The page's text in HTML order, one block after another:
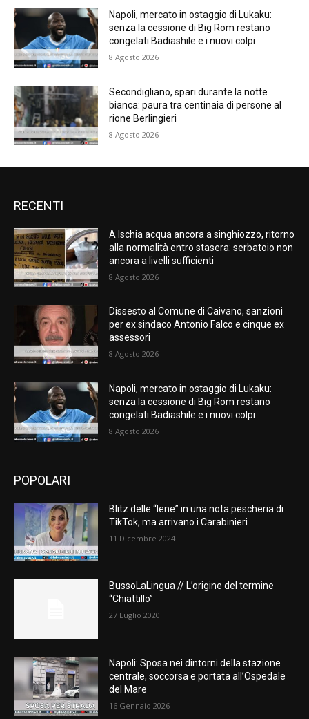
Napoli, mercato in ostaggio di Lukaku:
senza la cessione di Big Rom restano
congelati Badiashile e i nuovi colpi
8 Agosto 2026
Secondigliano, spari durante la notte
bianca: paura tra centinaia di persone al
rione Berlingieri
8 Agosto 2026
RECENTI
A Ischia acqua ancora a singhiozzo, ritorno
alla normalità entro stasera: serbatoio non
ancora a livelli sufficienti
8 Agosto 2026
Dissesto al Comune di Caivano, sanzioni
per ex sindaco Antonio Falco e cinque ex
assessori
8 Agosto 2026
Napoli, mercato in ostaggio di Lukaku:
senza la cessione di Big Rom restano
congelati Badiashile e i nuovi colpi
8 Agosto 2026
POPOLARI
Blitz delle “Iene” in una nota pescheria di
TikTok, ma arrivano i Carabinieri
11 Dicembre 2024
BussoLaLingua // L’origine del termine
“Chiattillo”
27 Luglio 2020
Napoli: Sposa nei dintorni della stazione
centrale, soccorsa e portata all’Ospedale
del Mare
16 Gennaio 2026